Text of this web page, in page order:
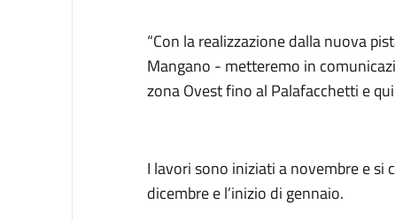
“Con la realizzazione dalla nuova
Mangano - metteremo in
zona Ovest fino al Palafacchetti e
I lavori sono iniziati a novembre e
dicembre e l’inizio di gennaio.